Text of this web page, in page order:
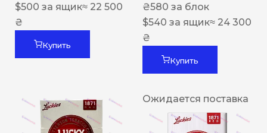
$500 за ящик≈ 22 500
₴
Купить
₴580 за блок
$540 за ящик≈ 24 300
₴
Купить
Ожидается поставка